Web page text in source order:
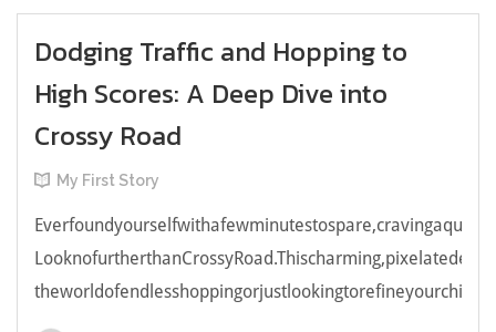
Dodging Traffic and Hopping to
High Scores: A Deep Dive into
Crossy Road
My First Story